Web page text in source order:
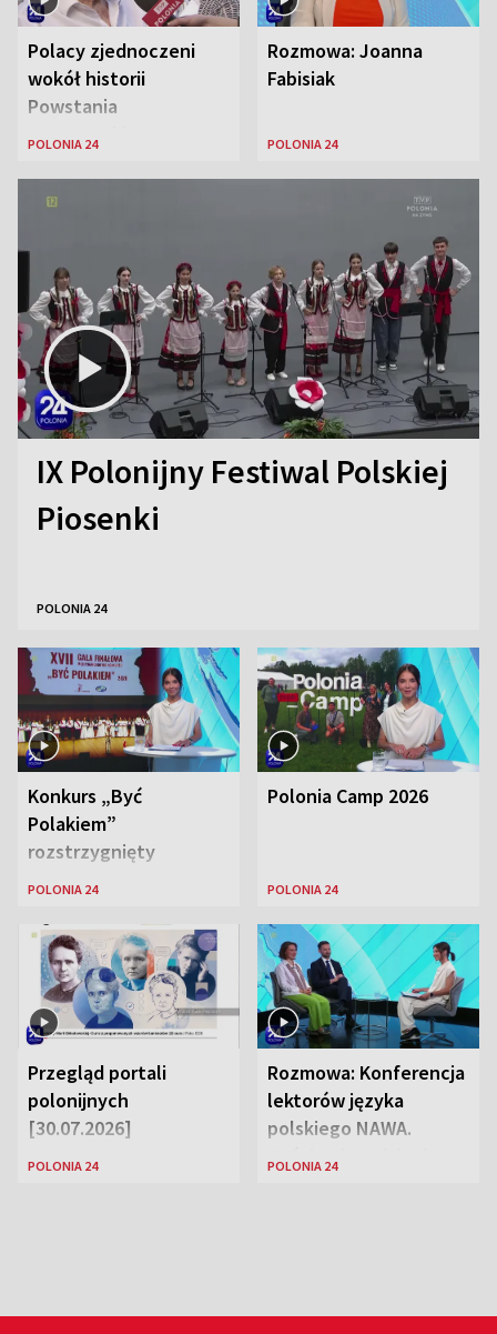
Polacy zjednoczeni
wokół historii
Powstania
Warszawskiego
POLONIA 24
Rozmowa: Joanna
Fabisiak
POLONIA 24
IX Polonijny Festiwal Polskiej
Piosenki
POLONIA 24
Konkurs „Być
Polakiem”
rozstrzygnięty
POLONIA 24
Polonia Camp 2026
POLONIA 24
Przegląd portali
polonijnych
[30.07.2026]
POLONIA 24
Rozmowa: Konferencja
lektorów języka
polskiego NAWA.
Goście: dr Wojciech
POLONIA 24